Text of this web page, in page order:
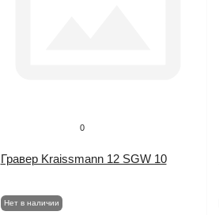
0
Гравер Kraissmann 12 SGW 10
Нет в наличии